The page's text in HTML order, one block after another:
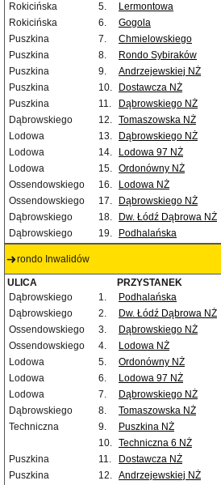
Rokicińska
5. Lermontowa
Rokicińska
6. Gogola
Puszkina
7. Chmielowskiego
Puszkina
8. Rondo Sybiraków
Puszkina
9.
Andrzejewskiej NŻ
Puszkina
10.
Dostawcza NŻ
Puszkina
11.
Dąbrowskiego NŻ
Dąbrowskiego
12. Tomaszowska NŻ
Lodowa
13. Dąbrowskiego NŻ
Lodowa
14. Lodowa 97 NŻ
Lodowa
15. Ordonówny NŻ
Ossendowskiego
16. Lodowa NŻ
Ossendowskiego
17. Dąbrowskiego NŻ
Dąbrowskiego
18. Dw. Łódź Dąbrowa NŻ
Dąbrowskiego
19. Podhalańska
rondo Inwalidów
ULICA PRZYSTANEK
Dąbrowskiego
1. Podhalańska
Dąbrowskiego
2. Dw. Łódź Dąbrowa NŻ
Ossendowskiego
3. Dąbrowskiego NŻ
Ossendowskiego
4. Lodowa NŻ
Lodowa
5. Ordonówny NŻ
Lodowa
6. Lodowa 97 NŻ
Lodowa
7. Dąbrowskiego NŻ
Dąbrowskiego
8.
Tomaszowska NŻ
Techniczna
9.
Puszkina NŻ
10. Techniczna 6 NŻ
Puszkina
11.
Dostawcza NŻ
Puszkina
12. Andrzejewskiej NŻ